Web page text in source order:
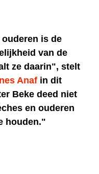
is de
van de
ze daarin", stelt
Anaf in dit
Beke deed niet
en ouderen
houden."